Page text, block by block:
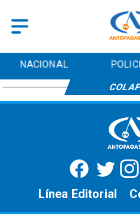
NACIONAL
Línea Editorial